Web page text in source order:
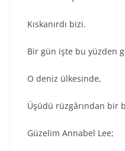
Kıskanırdı bizi.
Bir gün işte bu yüzden
O deniz ülkesinde,
Üşüdü rüzgârından bir
Güzelim Annabel Lee;